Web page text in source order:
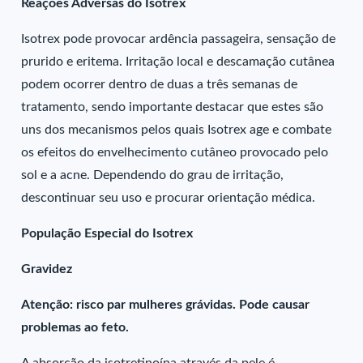
Reações Adversas do Isotrex
Isotrex pode provocar ardência passageira, sensação de
prurido e eritema. Irritação local e descamação cutânea
podem ocorrer dentro de duas a três semanas de
tratamento, sendo importante destacar que estes são
uns dos mecanismos pelos quais Isotrex age e combate
os efeitos do envelhecimento cutâneo provocado pelo
sol e a acne. Dependendo do grau de irritação,
descontinuar seu uso e procurar orientação médica.
População Especial do Isotrex
Gravidez
Atenção: risco par mulheres grávidas. Pode causar
problemas ao feto.